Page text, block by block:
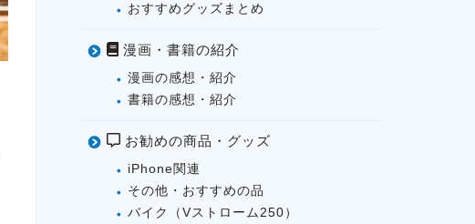
おすすめグッズまとめ
漫画・書籍の紹介
漫画の感想・紹介
書籍の感想・紹介
お勧めの商品・グッズ
iPhone関連
その他・おすすめの品
バイク（Vストローム250）